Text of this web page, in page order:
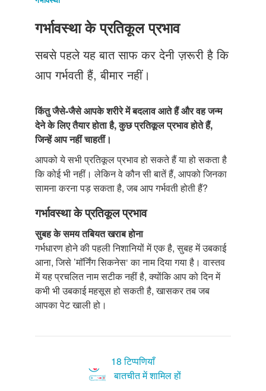
संपर्क करें
गर्भावस्था के प्रतिकूल प्रभाव
सबसे पहले यह बात साफ कर देनी ज़रूरी है कि
आप गर्भवती हैं, बीमार नहीं।
किंतु जैसे-जैसे आपके शरीरे में बदलाव आते हैं और वह जन्म
देने के लिए तैयार होता है, कुछ प्रतिकूल प्रभाव होते हैं,
जिन्हें आप नहीं चाहतीं।
आपको ये सभी प्रतिकूल प्रभाव हो सकते हैं या हो सकता है
कि कोई भी नहीं। लेकिन वे कौन सी बातें हैं, आपको जिनका
सामना करना पड़ सकता है, जब आप गर्भवती होती हैं?
गर्भावस्था के प्रतिकूल प्रभाव
सुबह के समय तबियत खराब होना
गर्भधारण होने की पहली निशानियों में एक है, सुबह में उबकाई
आना, जिसे ’माॅर्निंग सिकनेस‘ का नाम दिया गया है। वास्तव
में यह प्रचलित नाम सटीक नहीं है, क्योंकि आप को दिन में
कभी भी उबकाई महसूस हो सकती है, खासकर तब जब
आपका पेट खाली हो।
18 टिप्पणियाँ
बातचीत में शामिल हों